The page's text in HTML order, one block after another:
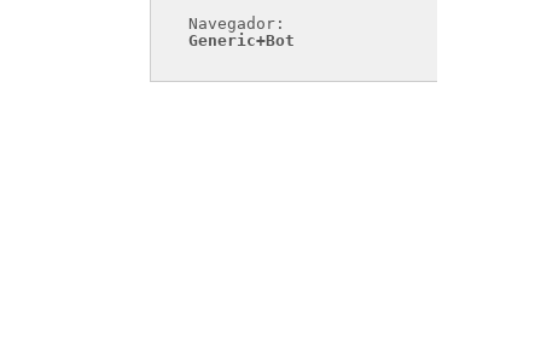
Generic+Bot